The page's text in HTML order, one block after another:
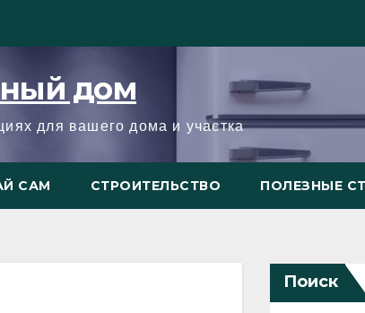
дом
для вашего дома и участка
САМ СТРОИТЕЛЬСТВО ПОЛЕЗНЫЕ
Поиск